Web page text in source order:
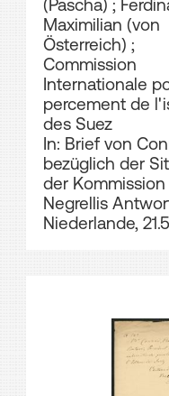
(Pascha) ;
Maximilian (von
Österreich) ;
Commission
Internationale
percement de
des Suez
In: Brief von
bezüglich der
der Kommission
Negrellis
Niederlande,